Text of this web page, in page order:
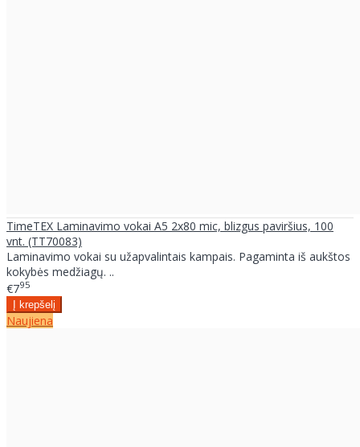
TimeTEX Laminavimo vokai A5 2x80 mic, blizgus paviršius, 100
vnt. (TT70083)
Laminavimo vokai su užapvalintais kampais. Pagaminta iš aukštos
kokybės medžiagų. ..
€795
Naujiena